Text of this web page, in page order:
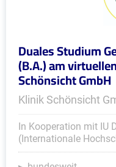
Duales Studium
(B.A.) am
Schönsicht GmbH
Klinik Schönsicht
In Kooperation mit IU
(Internationale